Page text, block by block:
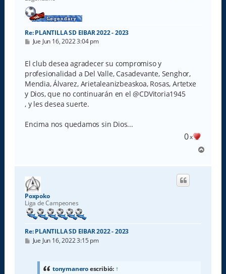
Re: PLANTILLA SD EIBAR 2022 - 2023
M
s
a
j
e
Jue Jun 16, 2022 3:04 pm
El club desea agradecer su compromiso y
profesionalidad a Del Valle, Casadevante, Senghor,
Mendia, Álvarez, Arietaleanizbeaskoa, Rosas, Artetxe
y Dios, que no continuarán en el @CDVitoria1945
, y les desea suerte.
Encima nos quedamos sin Dios...
0x
r
Poxpoko
Liga de Campeones
Re: PLANTILLA SD EIBAR 2022 - 2023
M
Jue Jun 16, 2022 3:15 pm
tonymaneroescribió: ↑